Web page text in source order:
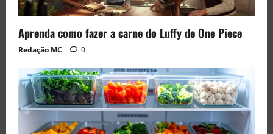
Aprenda como fazer a carne do Luffy de One Piece
Redação MC 0